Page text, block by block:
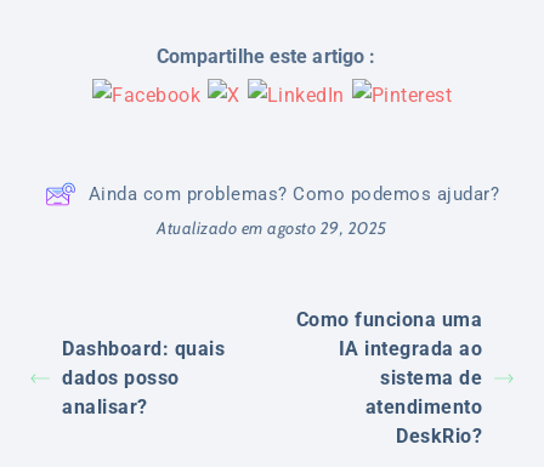
Compartilhe este artigo :
Ainda com problemas? Como podemos ajudar?
Atualizado em agosto 29, 2025
Dashboard: quais
dados posso
analisar?
Como funciona uma
IA integrada ao
sistema de
atendimento
DeskRio?